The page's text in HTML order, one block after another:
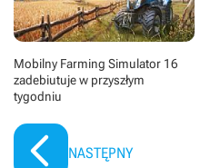
Mobilny Farming Simulator 16
zadebiutuje w przyszłym
tygodniu
NASTĘPNY